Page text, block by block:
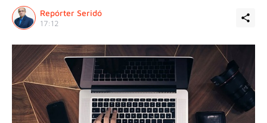
Repórter Seridó
17:12